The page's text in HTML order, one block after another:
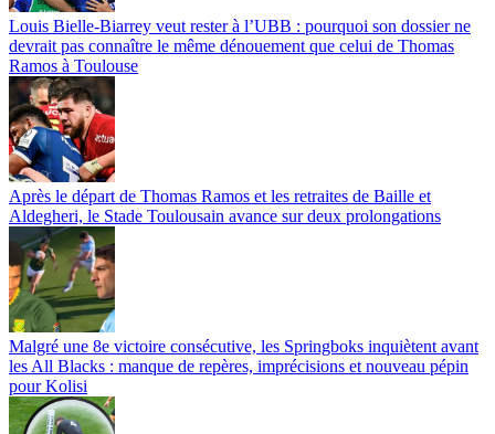
Louis Bielle-Biarrey veut rester à l’UBB : pourquoi son dossier ne
devrait pas connaître le même dénouement que celui de Thomas
Ramos à Toulouse
Après le départ de Thomas Ramos et les retraites de Baille et
Aldegheri, le Stade Toulousain avance sur deux prolongations
Malgré une 8e victoire consécutive, les Springboks inquiètent avant
les All Blacks : manque de repères, imprécisions et nouveau pépin
pour Kolisi